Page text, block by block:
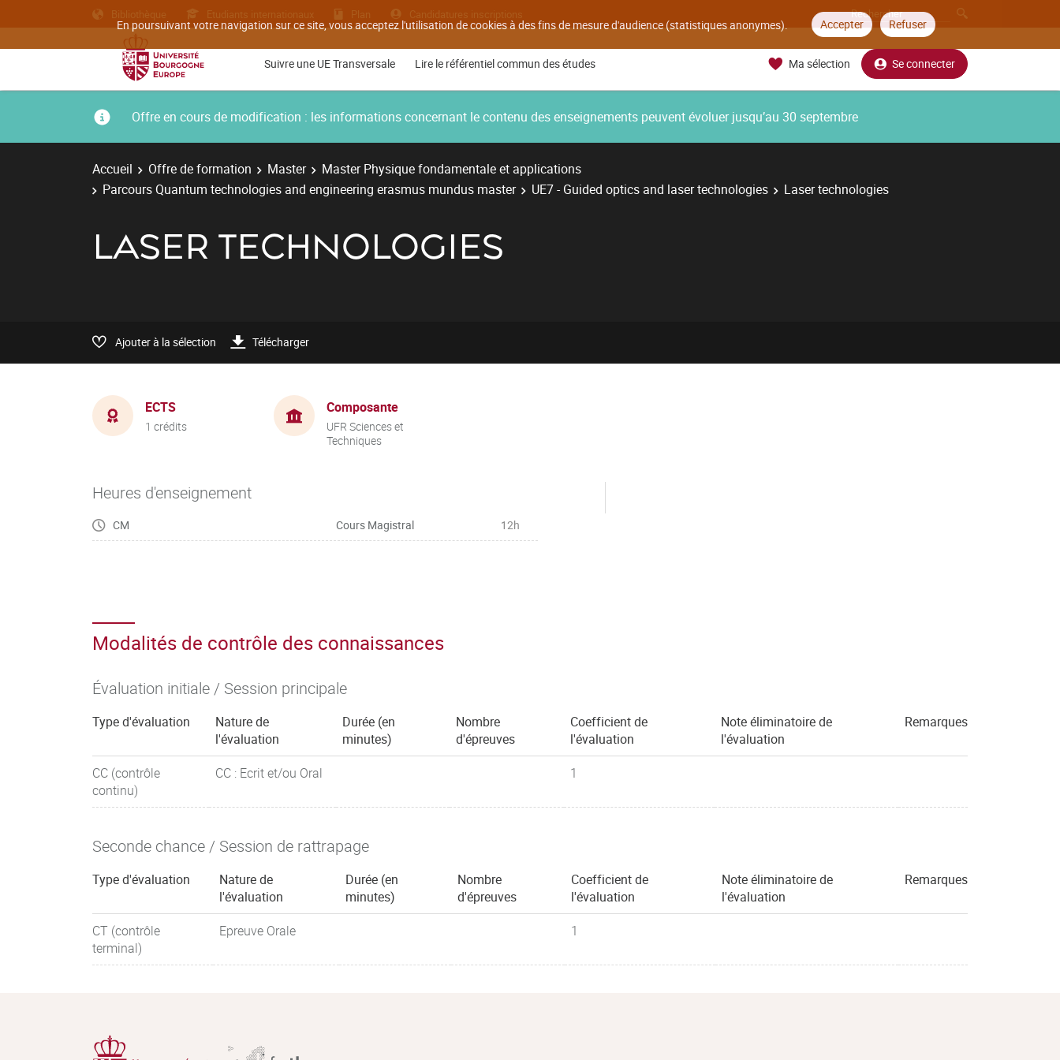
En poursuivant votre navigation sur ce site, vous acceptez l'utilisation de cookies à des fins de mesure d'audience (statistiques anonymes). Accepter Refuser
Bibliothèque Etudiants internationaux Plan Candidatures inscriptions
Suivre une UE Transversale Lire le référentiel commun des études Ma sélection Se connecter
Offre en cours de modification : les informations concernant le contenu des enseignements peuvent évoluer jusqu’au 30 septembre
Accueil Offre de formation Master
Master Physique fondamentale et applications
Parcours Quantum technologies and engineering erasmus mundus master
UE7 - Guided optics and laser technologies Laser technologies
LASER TECHNOLOGIES
Ajouter à la sélection Télécharger
ECTS
1 crédits
Composante
UFR Sciences et
Techniques
Heures d'enseignement
CM Cours Magistral 12h
Modalités de contrôle des connaissances
Évaluation initiale / Session principale
Type d'évaluation
Nature de
l'évaluation
Durée (en
minutes)
Nombre
d'épreuves
Coefficient de
l'évaluation
Note éliminatoire de
l'évaluation
Remarques
CC (contrôle
continu)
CC : Ecrit et/ou Oral 1
Seconde chance / Session de rattrapage
Type d'évaluation
Nature de
l'évaluation
Durée (en
minutes)
Nombre
d'épreuves
Coefficient de
l'évaluation
Note éliminatoire de
l'évaluation
Remarques
CT (contrôle
terminal)
Epreuve Orale 1